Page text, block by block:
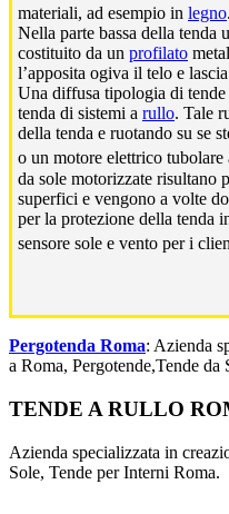
materiali, ad esempio in legno.
Nella parte bassa della tenda
costituito da un profilato
l’apposita ogiva il telo e
Una diffusa tipologia di
tenda di sistemi a rullo. Tale
della tenda e ruotando su se
o un motore elettrico
da sole motorizzate risultano
superfici e vengono a volte
per la protezione della tenda
sensore sole e vento per i
Pergotenda Roma: Azienda
a Roma, Pergotende,Tende
Footer
TENDE A RULLO
Azienda specializzata in
Sole, Tende per Interni Roma.